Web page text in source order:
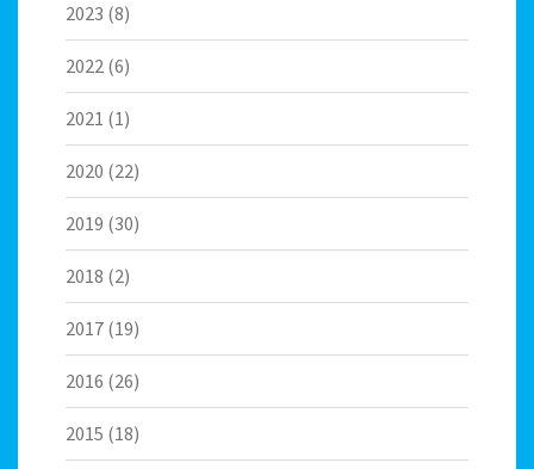
2023 (8)
2022 (6)
2021 (1)
2020 (22)
2019 (30)
2018 (2)
2017 (19)
2016 (26)
2015 (18)